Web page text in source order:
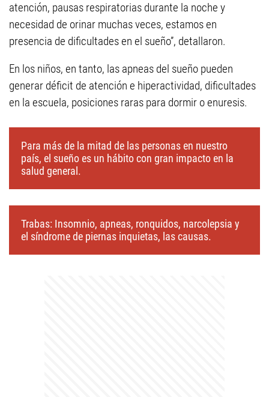
atención, pausas respiratorias durante la noche y
necesidad de orinar muchas veces, estamos en
presencia de dificultades en el sueño”, detallaron.
En los niños, en tanto, las apneas del sueño pueden
generar déficit de atención e hiperactividad, dificultades
en la escuela, posiciones raras para dormir o enuresis.
Para más de la mitad de las personas en nuestro
país, el sueño es un hábito con gran impacto en la
salud general.
Trabas: Insomnio, apneas, ronquidos, narcolepsia y
el síndrome de piernas inquietas, las causas.